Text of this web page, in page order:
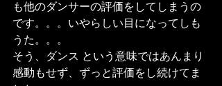
も他のダンサーの評価をしてしまうの
です。。。いやらしい目になってしも
うた。。。
そう、ダンス という意味ではあんまり
感動もせず、ずっと評価をし続けてま